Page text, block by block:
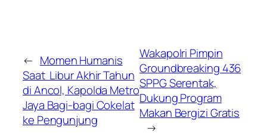
← Momen Humanis
Saat Libur Akhir Tahun
di Ancol, Kapolda Metro
Jaya Bagi-bagi Cokelat
ke Pengunjung
Wakapolri Pimpin
Groundbreaking 436
SPPG Serentak,
Dukung Program
Makan Bergizi Gratis
→